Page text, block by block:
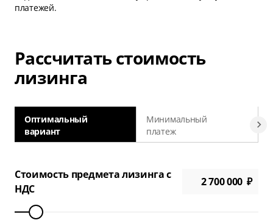
платежей.
Рассчитать стоимость
лизинга
Оптимальный
вариант
Минимальный
платеж
Стоимость предмета лизинга с
НДС